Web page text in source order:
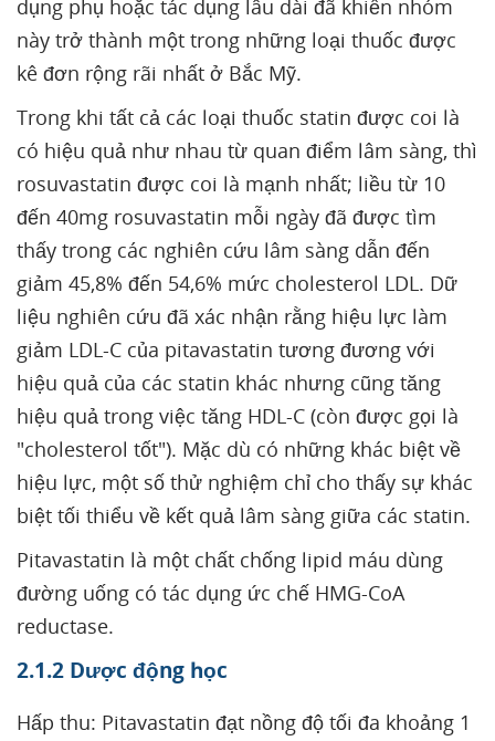
dụng phụ hoặc tác dụng lâu dài đã khiến nhóm
này trở thành một trong những loại thuốc được
kê đơn rộng rãi nhất ở Bắc Mỹ.
Trong khi tất cả các loại thuốc statin được coi là
có hiệu quả như nhau từ quan điểm lâm sàng, thì
rosuvastatin được coi là mạnh nhất; liều từ 10
đến 40mg rosuvastatin mỗi ngày đã được tìm
thấy trong các nghiên cứu lâm sàng dẫn đến
giảm 45,8% đến 54,6% mức cholesterol LDL. Dữ
liệu nghiên cứu đã xác nhận rằng hiệu lực làm
giảm LDL-C của pitavastatin tương đương với
hiệu quả của các statin khác nhưng cũng tăng
hiệu quả trong việc tăng HDL-C (còn được gọi là
"cholesterol tốt"). Mặc dù có những khác biệt về
hiệu lực, một số thử nghiệm chỉ cho thấy sự khác
biệt tối thiểu về kết quả lâm sàng giữa các statin.
Pitavastatin là một chất chống lipid máu dùng
đường uống có tác dụng ức chế HMG-CoA
reductase.
2.1.2 Dược động học
Hấp thu: Pitavastatin đạt nồng độ tối đa khoảng 1